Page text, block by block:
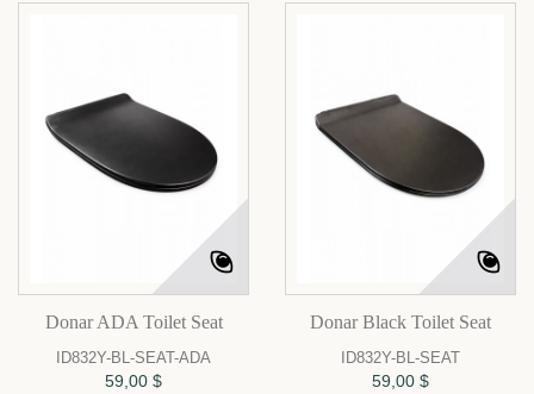
Donar ADA Toilet Seat
ID832Y-BL-SEAT-ADA
59,00 $
Donar Black Toilet Seat
ID832Y-BL-SEAT
59,00 $